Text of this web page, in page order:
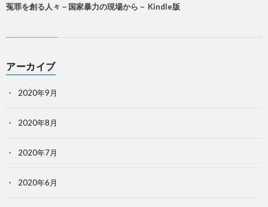
冤罪を創る人々－国家暴力の現場から－ Kindle版
アーカイブ
2020年9月
2020年8月
2020年7月
2020年6月